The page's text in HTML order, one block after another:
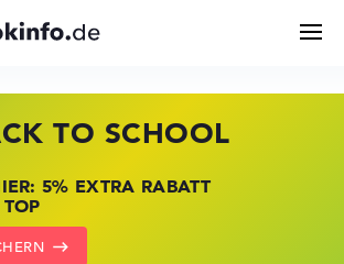
TO SCHOOL
5% EXTRA RABATT
SSV DEALS
NOTEBOOKS BEI HP
DEALS
LENOVO JETZT
ZEIGEN